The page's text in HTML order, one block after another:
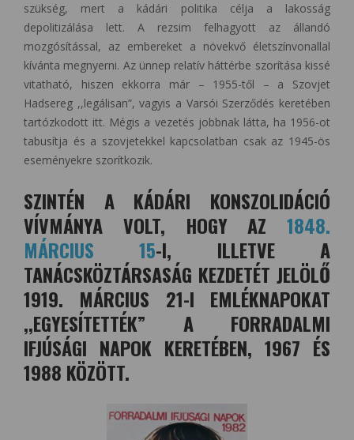
szükség, mert a kádári politika célja a lakosság
depolitizálása lett. A rezsim felhagyott az állandó
mozgósítással, az embereket a növekvő életszínvonallal
kívánta megnyerni. Az ünnep relatív háttérbe szorítása kissé
vitatható, hiszen ekkorra már – 1955-től – a Szovjet
Hadsereg ,,legálisan”, vagyis a Varsói Szerződés keretében
tartózkodott itt. Mégis a vezetés jobbnak látta, ha 1956-ot
tabusítja és a szovjetekkel kapcsolatban csak az 1945-ös
eseményekre szorítkozik.
SZINTÉN A KÁDÁRI KONSZOLIDÁCIÓ
VÍVMÁNYA VOLT, HOGY AZ 1848.
MÁRCIUS 15-I, ILLETVE A
TANÁCSKÖZTÁRSASÁG KEZDETÉT JELÖLŐ
1919. MÁRCIUS 21-I EMLÉKNAPOKAT
,,EGYESÍTETTÉK” A FORRADALMI
IFJÚSÁGI NAPOK KERETÉBEN, 1967 ÉS
1988 KÖZÖTT.